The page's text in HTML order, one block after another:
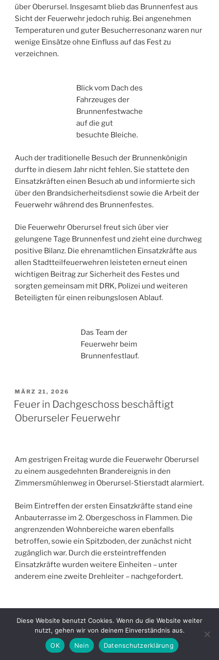
über Oberursel. Insgesamt blieb das Brunnenfest aus
Sicht der Feuerwehr jedoch ruhig. Bei angenehmen
Temperaturen und guter Besucherresonanz waren nur
wenige Einsätze ohne Einfluss auf das Fest zu
verzeichnen.
Blick vom Dach des
Fahrzeuges der
Brunnenfestwache
auf die gut
besuchte Bleiche.
Auch der traditionelle Besuch der Brunnenkönigin
durfte in diesem Jahr nicht fehlen. Sie stattete den
Einsatzkräften einen Besuch ab und informierte sich
über den Brandsicherheitsdienst sowie die Arbeit der
Feuerwehr während des Brunnenfestes.
Die Feuerwehr Oberursel freut sich über vier
gelungene Tage Brunnenfest und zieht eine durchweg
positive Bilanz. Die ehrenamtlichen Einsatzkräfte aus
allen Stadtteilfeuerwehren leisteten erneut einen
wichtigen Beitrag zur Sicherheit des Festes und
sorgten gemeinsam mit DRK, Polizei und weiteren
Beteiligten für einen reibungslosen Ablauf.
Das Team der
Feuerwehr beim
Brunnenfestlauf.
VERÖFFENTLICHT
AM
MÄRZ 21, 2026
Feuer in Dachgeschoss beschäftigt
Oberurseler Feuerwehr
Am gestrigen Freitag wurde die Feuerwehr Oberursel
zu einem ausgedehnten Brandereignis in den
Zimmersmühlenweg in Oberursel-Stierstadt alarmiert.
Beim Eintreffen der ersten Einsatzkräfte stand eine
Anbauterrasse im 2. Obergeschoss in Flammen. Die
angrenzenden Wohnbereiche waren ebenfalls
betroffen, sowie ein Spitzboden, der zunächst nicht
zugänglich war. Durch die ersteintreffenden
Einsatzkräfte wurden weitere Einheiten – unter
anderem eine zweite Drehleiter – nachgefordert.
Die Bewohner des betroffenen Objekts – zwei
Erwachsene und zwei Kinder –blieben
glücklicherweise weitgehend unverletzt, die
Diese Website benutzt Cookies. Wenn du die Website weiter
nutzt, gehen wir von deinem Einverständnis aus.
OK
Nein Datenschutzerklärung